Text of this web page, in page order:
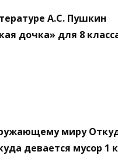
А.С. Пушкин
дочка» для 8
миру
девается мусор 1